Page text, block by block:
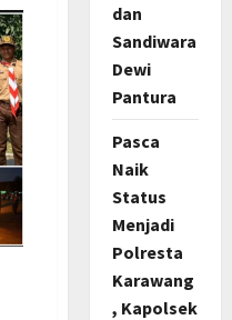
dan
Sandiwara
Dewi
Pantura
Pasca
Naik
Status
Menjadi
Polresta
Karawang
, Kapolsek